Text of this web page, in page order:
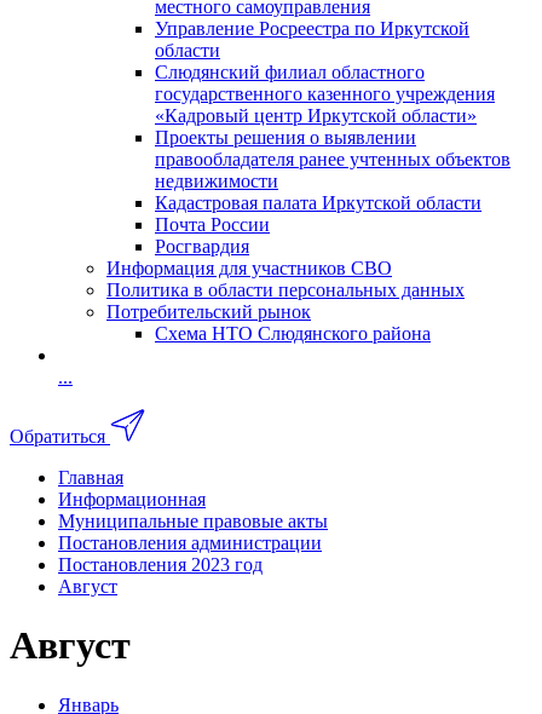
местного самоуправления
Управление Росреестра по Иркутской
области
Слюдянский филиал областного
государственного казенного учреждения
«Кадровый центр Иркутской области»
Проекты решения о выявлении
правообладателя ранее учтенных объектов
недвижимости
Кадастровая палата Иркутской области
Почта России
Росгвардия
Информация для участников СВО
Политика в области персональных данных
Потребительский рынок
Схема НТО Слюдянского района
...
Обратиться
Главная
Информационная
Муниципальные правовые акты
Постановления администрации
Постановления 2023 год
Август
Август
Январь